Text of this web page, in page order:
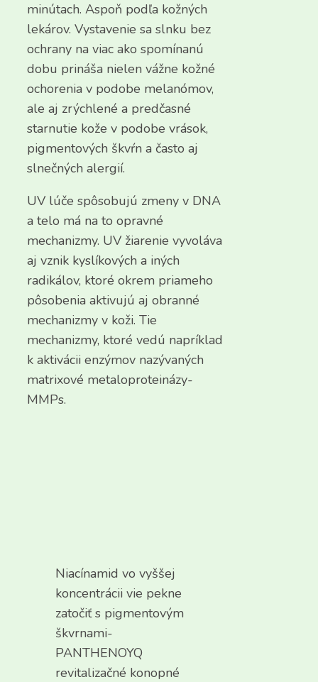
minútach. Aspoň podľa kožných
lekárov. Vystavenie sa slnku bez
ochrany na viac ako spomínanú
dobu prináša nielen vážne kožné
ochorenia v podobe melanómov,
ale aj zrýchlené a predčasné
starnutie kože v podobe vrások,
pigmentových škvŕn a často aj
slnečných alergií.
UV lúče spôsobujú zmeny v DNA
a telo má na to opravné
mechanizmy. UV žiarenie vyvoláva
aj vznik kyslíkových a iných
radikálov, ktoré okrem priameho
pôsobenia aktivujú aj obranné
mechanizmy v koži. Tie
mechanizmy, ktoré vedú napríklad
k aktivácii enzýmov nazývaných
matrixové metaloproteinázy-
MMPs.
Niacínamid vo vyššej
koncentrácii vie pekne
zatočiť s pigmentovým
škvrnami-
PANTHENOYQ
revitalizačné konopné